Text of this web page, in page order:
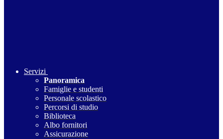
Servizi
Panoramica
Famiglie e studenti
Personale scolastico
Percorsi di studio
Biblioteca
Albo fornitori
Assicurazione